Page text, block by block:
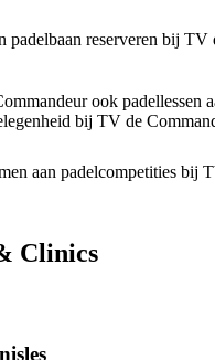
padelbaan reserveren bij TV
ook padellessen
bij TV de
aan padelcompetities bij
Clinics